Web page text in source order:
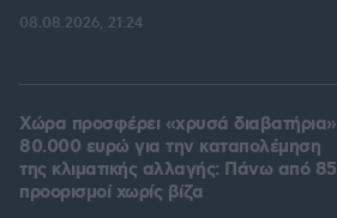
08.08.2026, 21:24
Χώρα προσφέρει «χρυσά διαβατήρια»
80.000 ευρώ για την καταπολέμηση
της κλιματικής αλλαγής: Πάνω από 85
προορισμοί χωρίς βίζα